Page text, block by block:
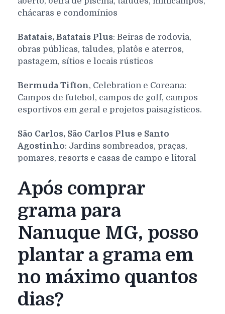
chácaras e condomínios
Batatais, Batatais Plus: Beiras de rodovia,
obras públicas, taludes, platôs e aterros,
pastagem, sítios e locais rústicos
Bermuda Tifton, Celebration e Coreana:
Campos de futebol, campos de golf, campos
esportivos em geral e projetos paisagísticos.
São Carlos, São Carlos Plus e Santo
Agostinho: Jardins sombreados, praças,
pomares, resorts e casas de campo e litoral
Após comprar
grama para
Nanuque MG, posso
plantar a grama em
no máximo quantos
dias?